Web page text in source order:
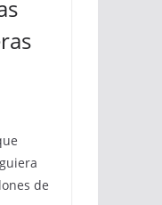
de